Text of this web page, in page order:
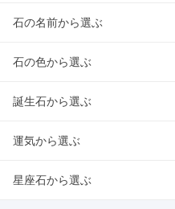
石の名前から選ぶ
石の色から選ぶ
誕生石から選ぶ
運気から選ぶ
星座石から選ぶ